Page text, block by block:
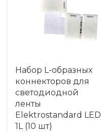
Набор L-образных
коннекторов для
светодиодной
ленты
Elektrostandard LED
1L (10 шт)